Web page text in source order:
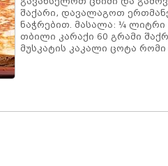
შაქარი, დავალაგოთ
ნაჭრებით. მასალა: ¼ ლიტრი
თბილი კარაქი 60 გრამი
მუსკატის კაკალი ცოტა რომი